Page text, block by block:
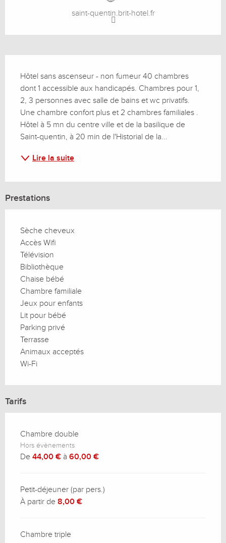
saint-quentin.brit-hotel.fr
Hôtel sans ascenseur - non fumeur 40 chambres
dont 1 accessible aux handicapés. Chambres pour 1,
2, 3 personnes avec salle de bains et wc privatifs.
Une chambre confort plus et 2 chambres familiales .
Hôtel à 5 mn du centre ville et de la basilique de
Saint-quentin, à 20 min de l'Historial de la...
Lire la suite
Prestations
Sèche cheveux
Accès Wifi
Télévision
Bibliothèque
Chaise bébé
Chambre familiale
Jeux pour enfants
Lit pour bébé
Parking privé
Terrasse
Animaux acceptés
Wi-Fi
Tarifs
Chambre double
Hors évènements
De 44,00 € à 60,00 €
Petit-déjeuner (par pers.)
À partir de 8,00 €
Chambre triple